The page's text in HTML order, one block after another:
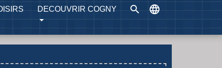
DECOUVRIR COGNY search language